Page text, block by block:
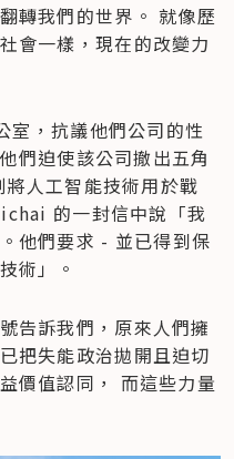
轉我們的世界。 就像歷
會一樣，現在的改變力
室，抗議他們公司的性
們迫使該公司撤出五角
人工智能技術用於戰
的一封信中說「我
他們要求 - 並已得到保
術」。
告訴我們，原來人們擁
把失能政治拋開且迫切
價值認同， 而這些力量